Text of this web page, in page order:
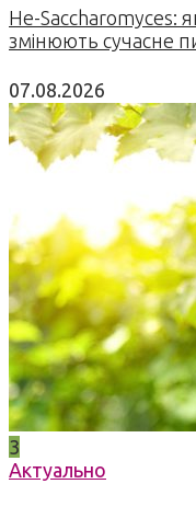
Не-Saccharomyces:
змінюють сучасне
07.08.2026
3
Актуально